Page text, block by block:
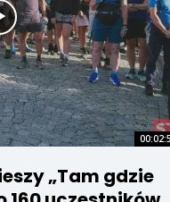
„Tam gdzie